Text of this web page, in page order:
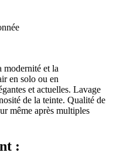
modernité et la
en solo ou en
et actuelles. Lavage
de la teinte. Qualité de
même après multiples
: